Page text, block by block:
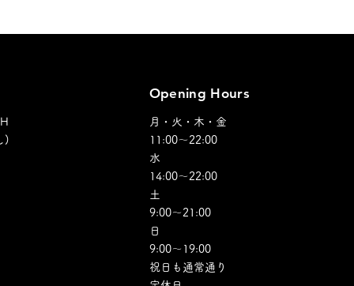
)
Opening Hours
月・火・木・金
11:00～22:00
水
14:00～22:00
土
9:00～21:00
日
​9:00～19:00
祝日も通常通り​​